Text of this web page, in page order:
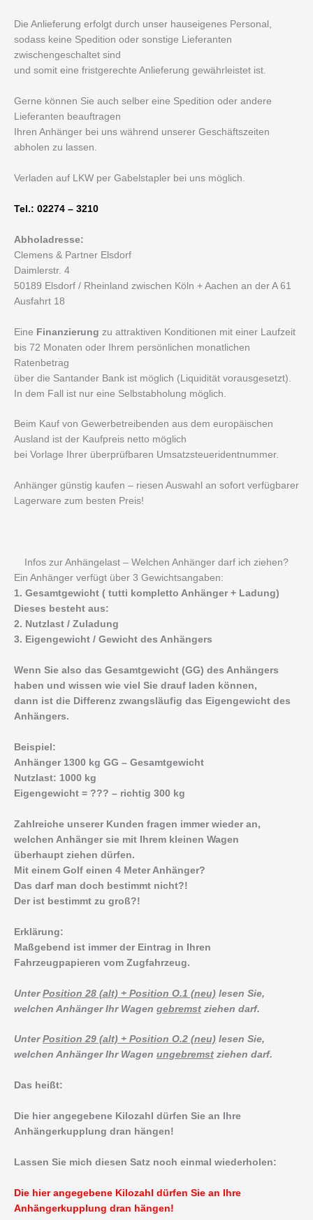
Die Anlieferung erfolgt durch unser hauseigenes Personal,
sodass keine Spedition oder sonstige Lieferanten
zwischengeschaltet sind
und somit eine fristgerechte Anlieferung gewährleistet ist.
Gerne können Sie auch selber eine Spedition oder andere
Lieferanten beauftragen
Ihren Anhänger bei uns während unserer Geschäftszeiten
abholen zu lassen.
Verladen auf LKW per Gabelstapler bei uns möglich.
Tel.: 02274 – 3210
Abholadresse:
Clemens & Partner Elsdorf
Daimlerstr. 4
50189 Elsdorf / Rheinland zwischen Köln + Aachen an der A 61
Ausfahrt 18
Eine Finanzierung zu attraktiven Konditionen mit einer Laufzeit
bis 72 Monaten oder Ihrem persönlichen monatlichen
Ratenbetrag
über die Santander Bank ist möglich (Liquidität vorausgesetzt).
In dem Fall ist nur eine Selbstabholung möglich.
Beim Kauf von Gewerbetreibenden aus dem europäischen
Ausland ist der Kaufpreis netto möglich
bei Vorlage Ihrer überprüfbaren Umsatzsteueridentnummer.
Anhänger günstig kaufen – riesen Auswahl an sofort verfügbarer
Lagerware zum besten Preis!
Infos zur Anhängelast – Welchen Anhänger darf ich ziehen?
Ein Anhänger verfügt über 3 Gewichtsangaben:
1. Gesamtgewicht ( tutti kompletto Anhänger + Ladung)
Dieses besteht aus:
2. Nutzlast / Zuladung
3. Eigengewicht / Gewicht des Anhängers
Wenn Sie also das Gesamtgewicht (GG) des Anhängers
haben und wissen wie viel Sie drauf laden können,
dann ist die Differenz zwangsläufig das Eigengewicht des
Anhängers.
Beispiel:
Anhänger 1300 kg GG – Gesamtgewicht
Nutzlast: 1000 kg
Eigengewicht = ??? – richtig 300 kg
Zahlreiche unserer Kunden fragen immer wieder an,
welchen Anhänger sie mit Ihrem kleinen Wagen
überhaupt ziehen dürfen.
Mit einem Golf einen 4 Meter Anhänger?
Das darf man doch bestimmt nicht?!
Der ist bestimmt zu groß?!
Erklärung:
Maßgebend ist immer der Eintrag in Ihren
Fahrzeugpapieren vom Zugfahrzeug.
Unter Position 28 (alt) + Position O.1 (neu) lesen Sie,
welchen Anhänger Ihr Wagen gebremst ziehen darf.
Unter Position 29 (alt) + Position O.2 (neu) lesen Sie,
welchen Anhänger Ihr Wagen ungebremst ziehen darf.
Das heißt:
Die hier angegebene Kilozahl dürfen Sie an Ihre
Anhängerkupplung dran hängen!
Lassen Sie mich diesen Satz noch einmal wiederholen:
Die hier angegebene Kilozahl dürfen Sie an Ihre
Anhängerkupplung dran hängen!